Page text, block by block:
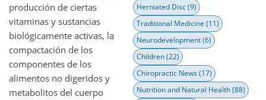
producción de ciertas
vitaminas y sustancias
biológicamente activas, la
compactación de los
componentes de los
alimentos no digeridos y
metabolitos del cuerpo
Herniated Disc(9)
Traditional Medicine (11)
Neurodevelopment(6)
Children(22)
Chiropractic News(17)
Nutrition and Natural Health(88)